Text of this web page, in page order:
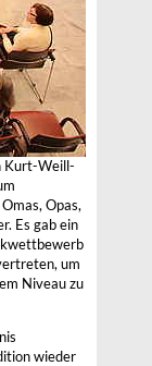
Kurt-Weill-
Opas,
Es gab ein
um
Niveau zu
wieder